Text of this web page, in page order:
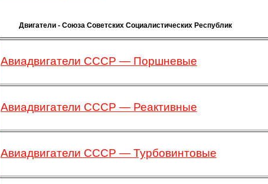
Двигатели - Союза Советских Социалистических Республик
Авиадвигатели СССР — Поршневые
Авиадвигатели СССР — Реактивные
Авиадвигатели СССР — Турбовинтовые